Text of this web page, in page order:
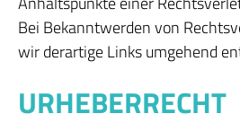
Bei Bekanntwerden von
wir derartige Links umgehend
URHEBERRECHT